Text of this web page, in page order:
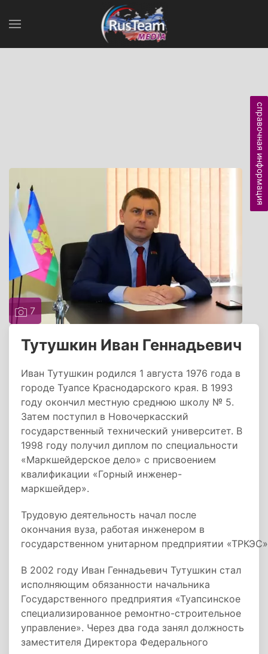
7
Тутушкин Иван Геннадьевич
Иван Тутушкин родился 1 августа 1976 года в
городе Туапсе Краснодарского края. В 1993
году окончил местную среднюю школу № 5.
Затем поступил в Новочеркасский
государственный технический университет. В
1998 году получил диплом по специальности
«Маркшейдерское дело» с присвоением
квалификации «Горный инженер-
маркшейдер».
Трудовую деятельность начал после
окончания вуза, работая инженером в
государственном унитарном предприятии
В 2002 году Иван Геннадьевич Тутушкин стал
исполняющим обязанности начальника
Государственного предприятия «Туапсинское
специализированное ремонтно-строительное
управление». Через два года занял должность
заместителя Директора Федерального
справочная информация